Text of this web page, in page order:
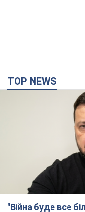
"Війна буде все
Зеленський про
Україні, важливі
Понад 300 тисяч сімей
133,9
"Вкрай прикро":
за заяву про
дітей є війна, яку